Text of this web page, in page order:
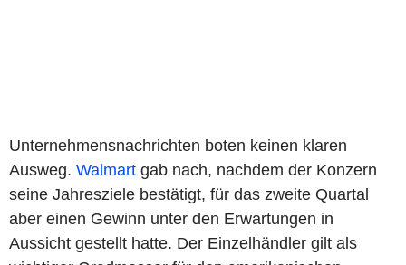
Unternehmensnachrichten boten keinen klaren
Ausweg. Walmart gab nach, nachdem der Konzern
seine Jahresziele bestätigt, für das zweite Quartal
aber einen Gewinn unter den Erwartungen in
Aussicht gestellt hatte. Der Einzelhändler gilt als